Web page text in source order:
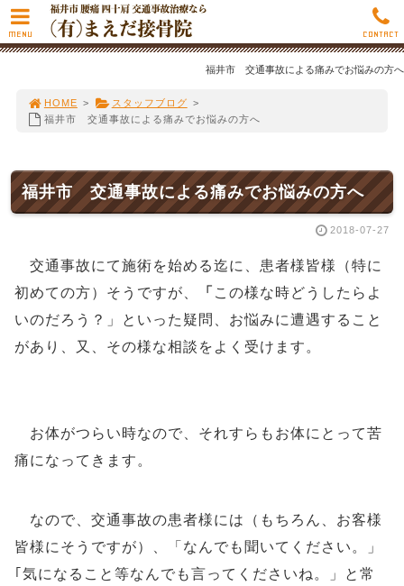
福井市 交通事故による痛みでお悩みの方へ
HOME > スタッフブログ >
福井市 交通事故による痛みでお悩みの方へ
福井市 交通事故による痛みでお悩みの方へ
2018-07-27
交通事故にて施術を始める迄に、患者様皆様（特に
初めての方）そうですが、
「 この様な時どうしたらよ
いのだろう？」といった疑問、お悩みに遭遇すること
があり、又、その様な相談をよく受けます。
お体がつらい時なので、それすらもお体にとって苦
痛になってきます。
なので、交通事故の患者様には（もちろん、お客様
皆様にそうですが）、「なんでも聞いてください。」
｢気になること等なんでも言ってくださいね。」と常
MENU CONTACT